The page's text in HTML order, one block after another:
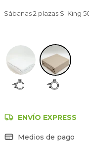
Sábanas 2 plazas S. King
ENVÍO EXPRESS
Medios de pago